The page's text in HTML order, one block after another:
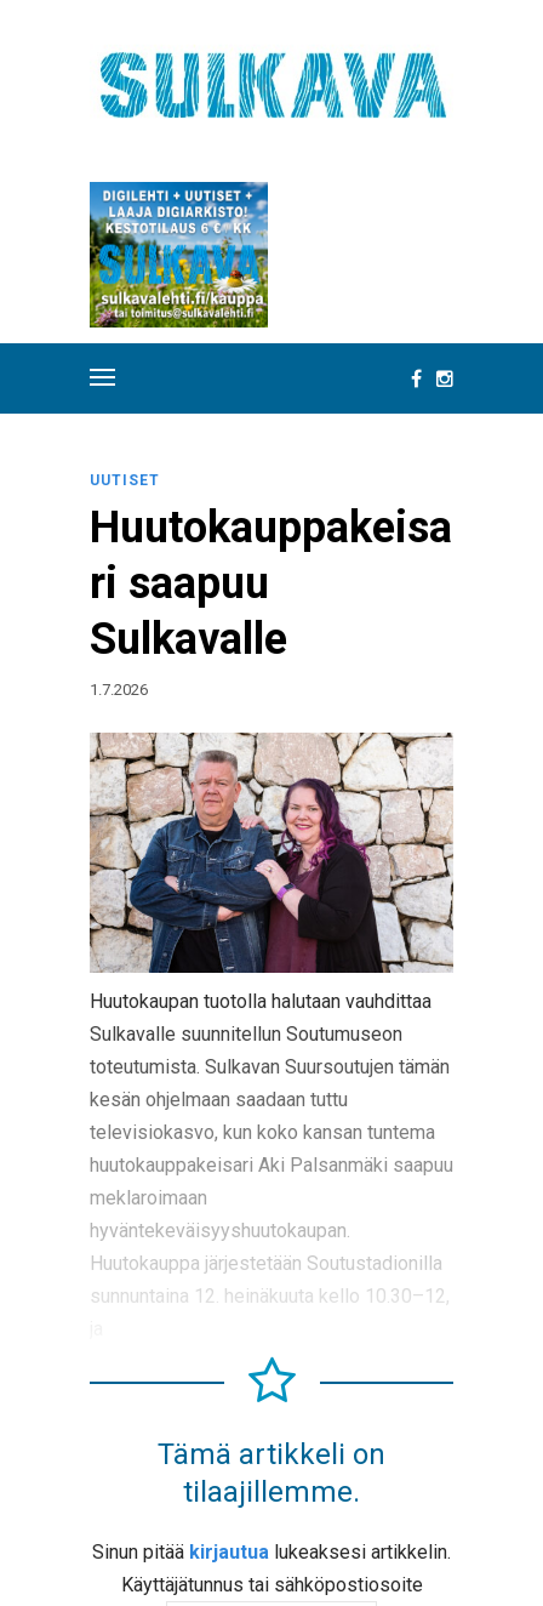
UUTISET
Huutokauppakeisa
ri saapuu
Sulkavalle
1.7.2026
Huutokaupan tuotolla halutaan vauhdittaa
Sulkavalle suunnitellun Soutumuseon
toteutumista. Sulkavan Suursoutujen tämän
kesän ohjelmaan saadaan tuttu
televisiokasvo, kun koko kansan tuntema
huutokauppakeisari Aki Palsanmäki saapuu
meklaroimaan
hyväntekeväisyyshuutokaupan.
Huutokauppa järjestetään Soutustadionilla
sunnuntaina 12. heinäkuuta kello 10.30–12,
Tämä artikkeli on
tilaajillemme.
Sinun pitää kirjautua lukeaksesi artikkelin.
Käyttäjätunnus tai sähköpostiosoite